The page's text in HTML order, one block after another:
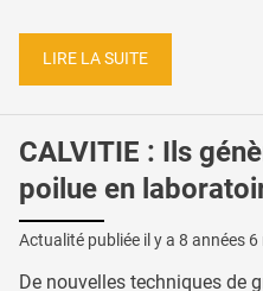
LIRE LA SUITE
CALVITIE : Ils
poilue en
Actualité publiée il y a 8 années 6
De nouvelles techniques de